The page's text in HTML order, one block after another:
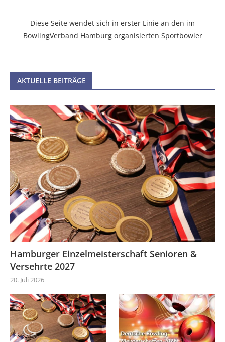
Diese Seite wendet sich in erster Linie an den im
BowlingVerband Hamburg organisierten Sportbowler
AKTUELLE BEITRÄGE
Hamburger Einzelmeisterschaft Senioren &
Versehrte 2027
20. Juli 2026